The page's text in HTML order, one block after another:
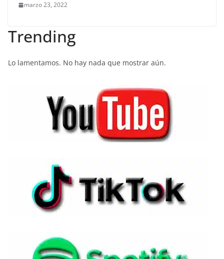
marzo 23, 2022
Trending
Lo lamentamos. No hay nada que mostrar aún.